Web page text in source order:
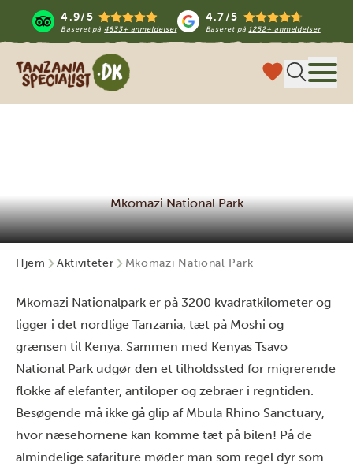
4.9/5
Baseret på 4833+ anmeldelser
4.7/5
Baseret på1252+ anmeldelser
Tanzania Specialist
Mkomazi National Park
Hjem Aktiviteter Mkomazi National Park
Mkomazi Nationalpark er på 3200 kvadratkilometer og
ligger i det nordlige Tanzania, tæt på Moshi og
grænsen til Kenya. Sammen med Kenyas Tsavo
National Park udgør den et tilholdssted for migrerende
flokke af elefanter, antiloper og zebraer i regntiden.
Besøgende må ikke gå glip af Mbula Rhino Sanctuary,
hvor næsehornene kan komme tæt på bilen! På de
almindelige safariture møder man som regel dyr som